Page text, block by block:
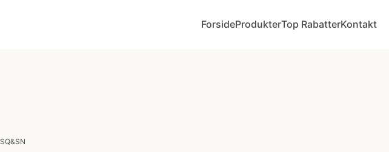
ForsideProdukterTop RabatterKontakt
SQ&SN